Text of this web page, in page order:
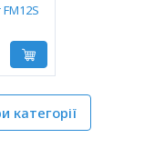
категорії